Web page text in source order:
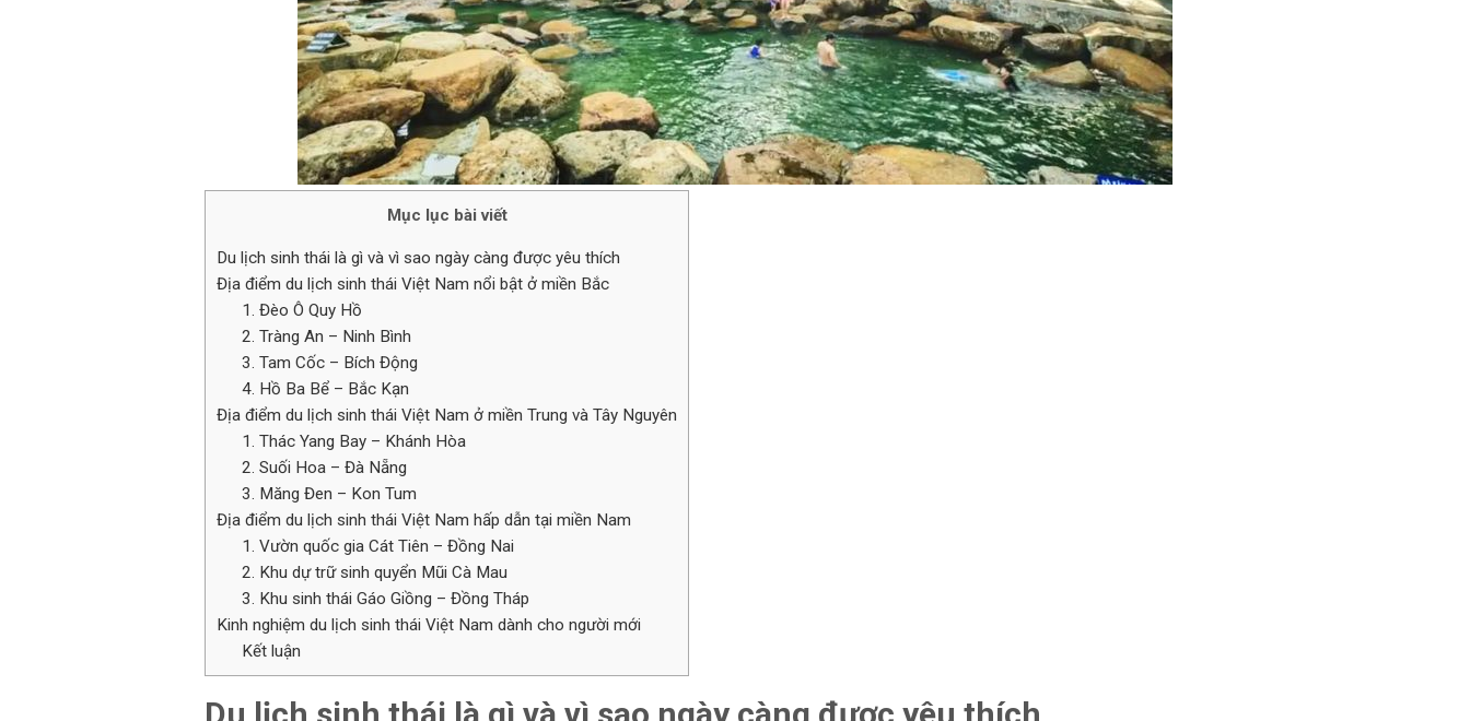
Mục lục bài viết
Du lịch sinh thái là gì và vì sao ngày càng được yêu thích
Địa điểm du lịch sinh thái Việt Nam nổi bật ở miền Bắc
1. Đèo Ô Quy Hồ
2. Tràng An – Ninh Bình
3. Tam Cốc – Bích Động
4. Hồ Ba Bể – Bắc Kạn
Địa điểm du lịch sinh thái Việt Nam ở miền Trung và Tây Nguyên
1. Thác Yang Bay – Khánh Hòa
2. Suối Hoa – Đà Nẵng
3. Măng Đen – Kon Tum
Địa điểm du lịch sinh thái Việt Nam hấp dẫn tại miền Nam
1. Vườn quốc gia Cát Tiên – Đồng Nai
2. Khu dự trữ sinh quyển Mũi Cà Mau
3. Khu sinh thái Gáo Giồng – Đồng Tháp
Kinh nghiệm du lịch sinh thái Việt Nam dành cho người mới
Kết luận